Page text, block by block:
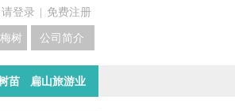
请登录 免费注册
公司简介
树苗培育
苗 扁山旅游业